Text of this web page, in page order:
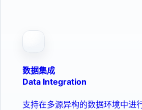
数据集成
Data Integration
支持在多源异构的数据环境中进